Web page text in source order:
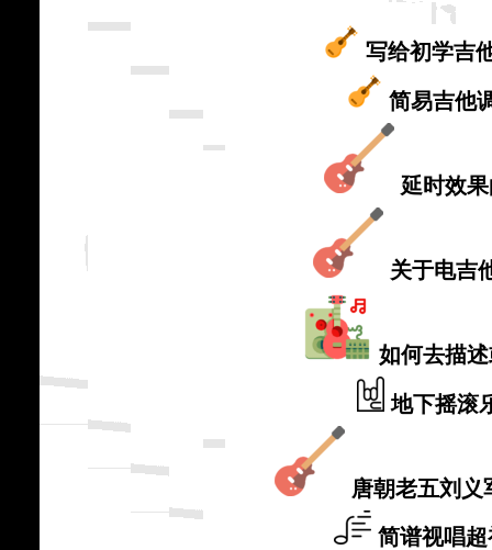
写给初学吉
简易吉他
延时效
关于电吉
如何去描
地下摇滚
唐朝老五刘义
简谱视唱